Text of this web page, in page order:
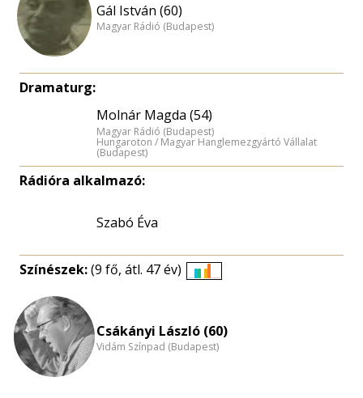
Gál István (60)
Magyar Rádió (Budapest)
Dramaturg:
Molnár Magda (54)
Magyar Rádió (Budapest)
Hungaroton / Magyar Hanglemezgyártó Vállalat
(Budapest)
Rádióra alkalmazó:
Szabó Éva
Színészek:(9 fő, átl. 47 év)
nagyítása
Csákányi László (60)
Vidám Színpad (Budapest)